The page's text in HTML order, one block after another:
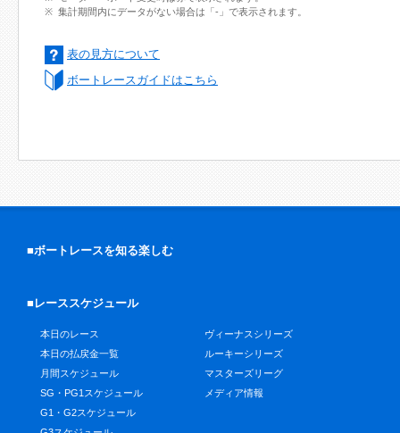
集計期間内にデータがない場合は「-」で表示されます。
表の見方について
ボートレースガイドはこちら
■ボートレースを知る楽しむ
■レーススケジュール
本日のレース
本日の払戻金一覧
月間スケジュール
SG・PG1スケジュール
G1・G2スケジュール
ヴィーナスシリーズ
ルーキーシリーズ
マスターズリーグ
メディア情報